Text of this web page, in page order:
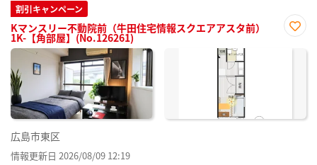
割引キャンペーン
Kマンスリー不動院前（牛田住宅情報スクエアアスタ前）
1K-【角部屋】(No.126261)
に入
広島市東区
情報更新日 2026/08/09 12:19